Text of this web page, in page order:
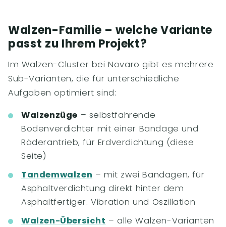
Walzen-Familie – welche Variante
passt zu Ihrem Projekt?
Im Walzen-Cluster bei Novaro gibt es mehrere
Sub-Varianten, die für unterschiedliche
Aufgaben optimiert sind:
Walzenzüge – selbstfahrende
Bodenverdichter mit einer Bandage und
Räderantrieb, für Erdverdichtung (diese
Seite)
Tandemwalzen – mit zwei Bandagen, für
Asphaltverdichtung direkt hinter dem
Asphaltfertiger. Vibration und Oszillation
Walzen-Übersicht – alle Walzen-Varianten